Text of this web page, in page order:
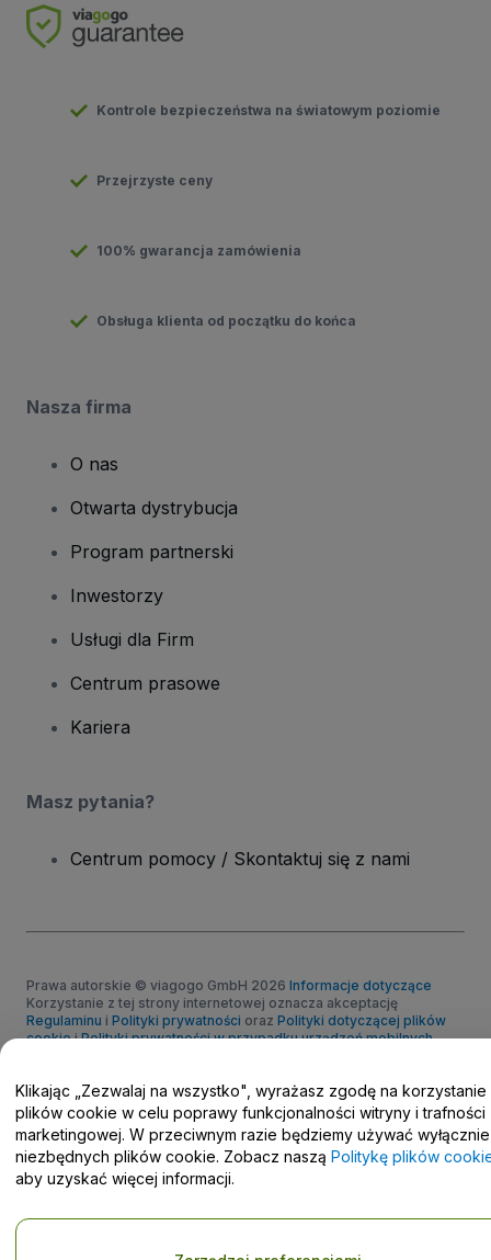
Kontrole bezpieczeństwa na światowym poziomie
Przejrzyste ceny
100% gwarancja zamówienia
Obsługa klienta od początku do końca
Nasza firma
O nas
Otwarta dystrybucja
Program partnerski
Inwestorzy
Usługi dla Firm
Centrum prasowe
Kariera
Masz pytania?
Centrum pomocy / Skontaktuj się z nami
Prawa autorskie © viagogo GmbH 2026 Informacje dotyczące
Korzystanie z tej strony internetowej oznacza akceptację
Regulaminu i Polityki prywatności oraz Polityki dotyczącej plików
cookieiPolityki prywatności w przypadku urządzeń mobilnych
Klikając „Zezwalaj na wszystko", wyrażasz zgodę na korzystanie
plików cookie w celu poprawy funkcjonalności witryny i trafności
marketingowej. W przeciwnym razie będziemy używać wyłącznie
niezbędnych plików cookie. Zobacz naszą Politykę plików
aby uzyskać więcej informacji.